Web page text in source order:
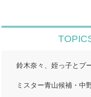
鈴木奈々、姪っ子とプ
ミスター青山候補・中